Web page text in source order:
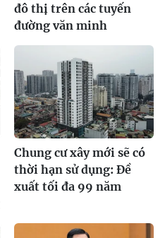
đô thị trên các tuyến
đường văn minh
Chung cư xây mới sẽ có
thời hạn sử dụng: Đề
xuất tối đa 99 năm